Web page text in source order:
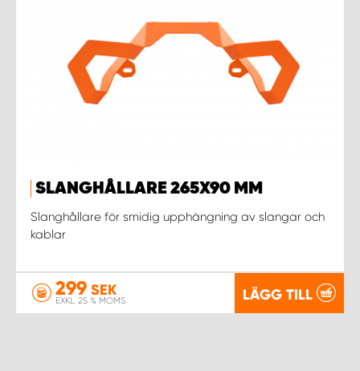
SLANGHÅLLARE 265X90 MM
Slanghållare för smidig upphängning av slangar och
kablar
299 SEK
EXKL. 25 % MOMS LÄGG TILL